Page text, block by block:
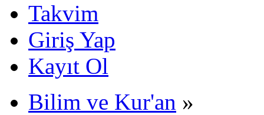
Takvim
Giriş Yap
Kayıt Ol
Bilim ve Kur'an »